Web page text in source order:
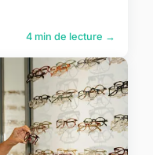
4 min de lecture →